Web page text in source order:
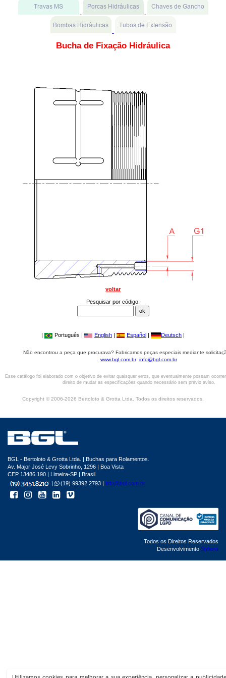
Bucha de Fixação Hidráulica
voltar
Pesquisar por código:
| Português | English | Español | Deutsch |
Não encontrou a peça que procurava? Fabricamos peças especiais mediante
www.bgl.com.br info@bgl.com.br
Esse catálogo foi elaborado com o objetivo de evitar quaisquer erros, que eventualmente possam
direito de mudar as especificações quando necessário sem prévio aviso.
Copyright © 2006-2026 Bertoloto & Grotta Ltda. Todos os direitos reservados.
BGL - Bertoloto & Grotta Ltda. | Buchas para Rolamentos.
Av. Major José Levy Sobrinho, 1296 | Boa Vista
CEP 13486.190 | Limeira-SP | Brasil
|
(19) 99392.2793 | info@bgl.com.br
Todos os Direitos Reservados
Desenvolvimento Sphera